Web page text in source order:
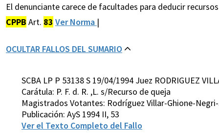
El denunciante carece de facultades para deducir
CPPB Art. 83 Ver Norma |
OCULTAR FALLOS DEL SUMARIO
SCBA LP P 53138 S 19/04/1994 Juez RODRIGUEZ
Carátula: P. F. d. R. ,L. s/Recurso de queja
Magistrados Votantes: Rodríguez Villar-Ghione-
Publicación: AyS 1994 II, 53
Ver el Texto Completo del Fallo